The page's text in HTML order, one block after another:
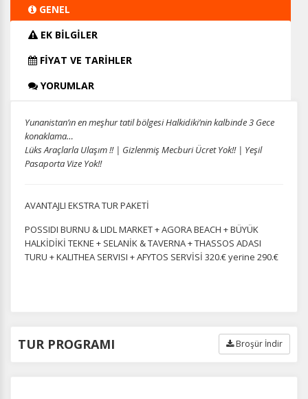
GENEL
EK BİLGİLER
FİYAT VE TARİHLER
YORUMLAR
Yunanistan’ın en meşhur tatil bölgesi Halkidiki’nin kalbinde 3 Gece
konaklama…
Lüks Araçlarla Ulaşım !! | Gizlenmiş Mecburi Ücret Yok!! | Yeşil
Pasaporta Vize Yok!!
AVANTAJLI EKSTRA TUR PAKETİ
POSSIDI BURNU & LIDL MARKET + AGORA BEACH + BÜYÜK
HALKİDİKİ TEKNE + SELANİK & TAVERNA + THASSOS ADASI
TURU + KALITHEA SERVISI + AFYTOS SERVİSİ 320.€ yerine 290.€
TUR PROGRAMI Broşür İndir